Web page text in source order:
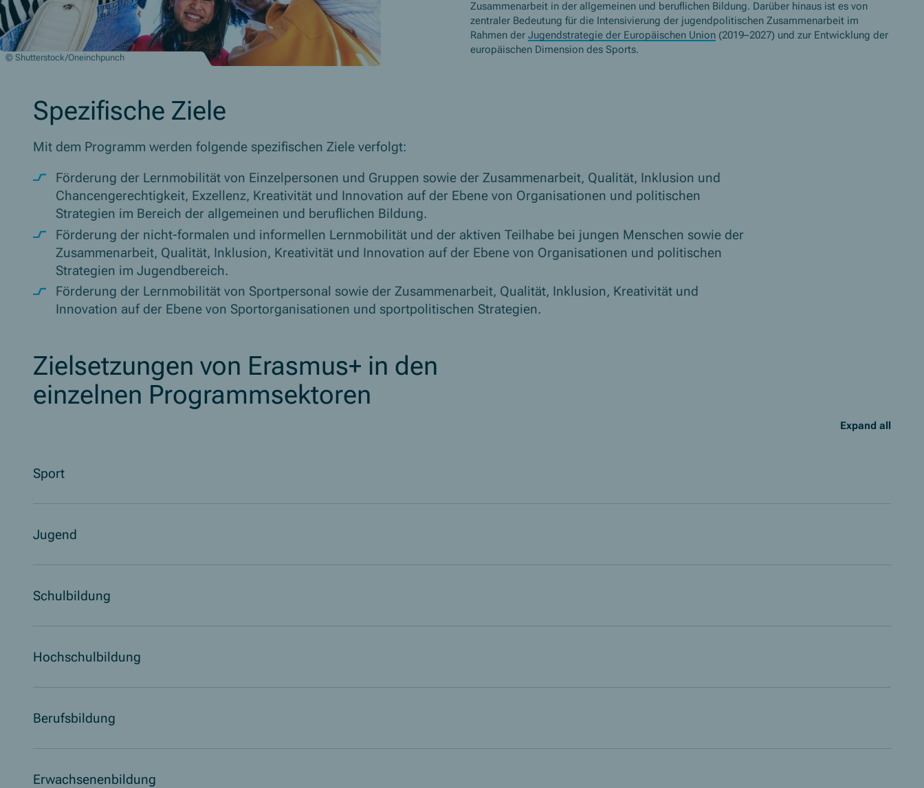
© Shutterstock/Oneinchpunch
Zusammenarbeit in der allgemeinen und beruflichen Bildung. Darüber hinaus ist es von
zentraler Bedeutung für die Intensivierung der jugendpolitischen Zusammenarbeit im
Rahmen der Jugendstrategie der Europäischen Union (2019–2027) und zur Entwicklung der
europäischen Dimension des Sports.
Spezifische Ziele
Mit dem Programm werden folgende spezifischen Ziele verfolgt:
Förderung der Lernmobilität von Einzelpersonen und Gruppen sowie der Zusammenarbeit, Qualität, Inklusion und
Chancengerechtigkeit, Exzellenz, Kreativität und Innovation auf der Ebene von Organisationen und politischen
Strategien im Bereich der allgemeinen und beruflichen Bildung.
Förderung der nicht-formalen und informellen Lernmobilität und der aktiven Teilhabe bei jungen Menschen sowie der
Zusammenarbeit, Qualität, Inklusion, Kreativität und Innovation auf der Ebene von Organisationen und politischen
Strategien im Jugendbereich.
Förderung der Lernmobilität von Sportpersonal sowie der Zusammenarbeit, Qualität, Inklusion, Kreativität und
Innovation auf der Ebene von Sportorganisationen und sportpolitischen Strategien.
Zielsetzungen von Erasmus+ in den
einzelnen Programmsektoren
Expand all
Sport
Jugend
Schulbildung
Hochschulbildung
Berufsbildung
Erwachsenenbildung